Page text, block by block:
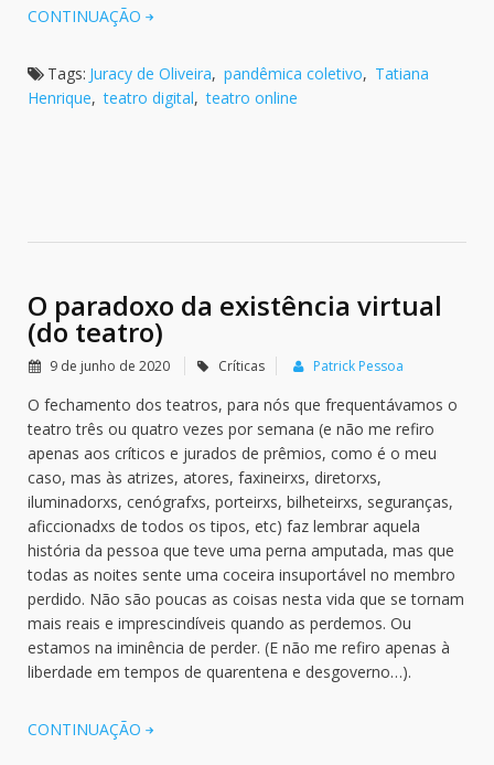
CONTINUAÇÃO
Tags: Juracy de Oliveira, pandêmica coletivo, Tatiana
Henrique, teatro digital, teatro online
O paradoxo da existência virtual
(do teatro)
9 de junho de 2020 Críticas Patrick Pessoa
O fechamento dos teatros, para nós que frequentávamos o
teatro três ou quatro vezes por semana (e não me refiro
apenas aos críticos e jurados de prêmios, como é o meu
caso, mas às atrizes, atores, faxineirxs, diretorxs,
iluminadorxs, cenógrafxs, porteirxs, bilheteirxs, seguranças,
aficcionadxs de todos os tipos, etc) faz lembrar aquela
história da pessoa que teve uma perna amputada, mas que
todas as noites sente uma coceira insuportável no membro
perdido. Não são poucas as coisas nesta vida que se tornam
mais reais e imprescindíveis quando as perdemos. Ou
estamos na iminência de perder. (E não me refiro apenas à
liberdade em tempos de quarentena e desgoverno…).
CONTINUAÇÃO